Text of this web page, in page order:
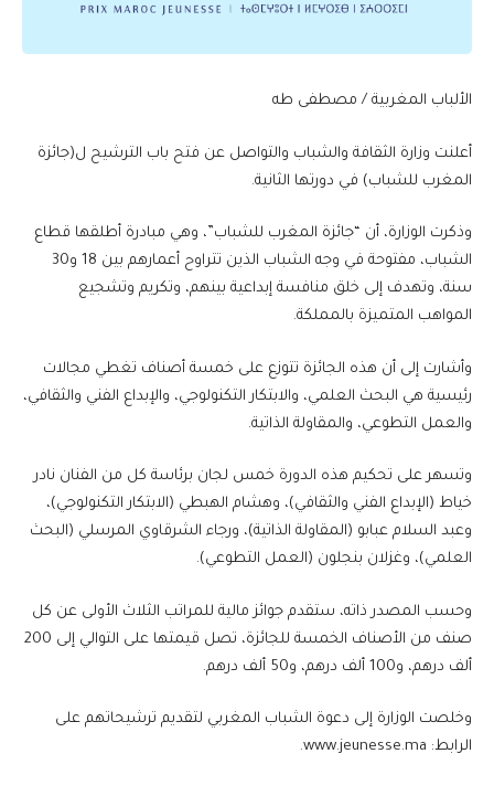
الألباب المغربية / مصطفى طه
أعلنت وزارة الثقافة والشباب والتواصل عن فتح باب الترشيح ل(جائزة
المغرب للشباب) في دورتها الثانية.
وذكرت الوزارة، أن “جائزة المغرب للشباب”، وهي مبادرة أطلقها قطاع
الشباب، مفتوحة في وجه الشباب الذين تتراوح أعمارهم بين 18 و30
سنة، وتهدف إلى خلق منافسة إبداعية بينهم، وتكريم وتشجيع
المواهب المتميزة بالمملكة.
وأشارت إلى أن هذه الجائزة تتوزع على خمسة أصناف تغطي مجالات
رئيسية هي البحث العلمي، والابتكار التكنولوجي، والإبداع الفني والثقافي،
والعمل التطوعي، والمقاولة الذاتية.
وتسهر على تحكيم هذه الدورة خمس لجان برئاسة كل من الفنان نادر
خياط (الإبداع الفني والثقافي)، وهشام الهبطي (الابتكار التكنولوجي)،
وعبد السلام عبابو (المقاولة الذاتية)، ورجاء الشرقاوي المرسلي (البحث
العلمي)، وغزلان بنجلون (العمل التطوعي).
وحسب المصدر ذاته، ستقدم جوائز مالية للمراتب الثلاث الأولى عن كل
صنف من الأصناف الخمسة للجائزة، تصل قيمتها على التوالي إلى 200
ألف درهم، و100 ألف درهم، و50 ألف درهم.
وخلصت الوزارة إلى دعوة الشباب المغربي لتقديم ترشيحاتهم على
الرابط: www.jeunesse.ma
.